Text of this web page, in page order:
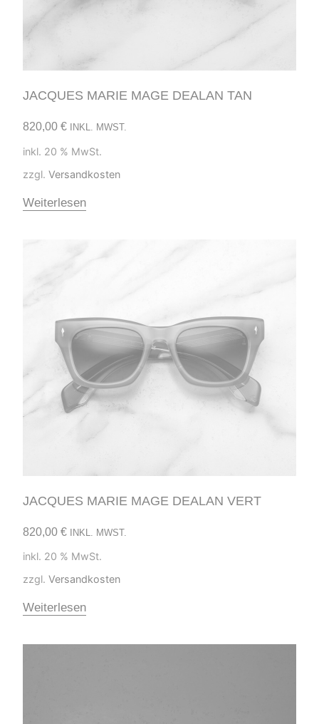
JACQUES MARIE MAGE DEALAN TAN
820,00 € INKL. MWST.
inkl. 20 % MwSt.
zzgl. Versandkosten
Weiterlesen
JACQUES MARIE MAGE DEALAN VERT
820,00 € INKL. MWST.
inkl. 20 % MwSt.
zzgl. Versandkosten
Weiterlesen